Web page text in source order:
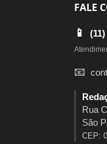
FALE
📱
📧
Rua
São
CEP: